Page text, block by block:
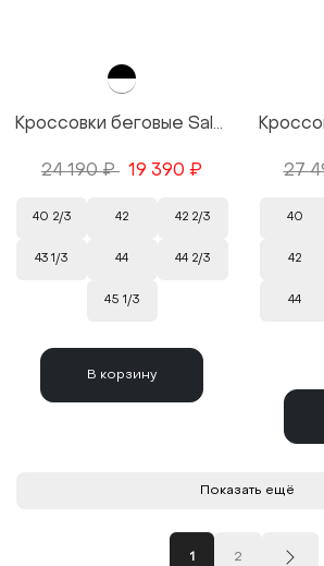
Кроссовки беговые Salomon Ultra Glide 4 цвет Black/Черный
24 190 ₽ 19 390 ₽
40 2/3 42 42 2/3
43 1/3 44 44 2/3
45 1/3
В корзину
27
40
42
44
Показать ещё
1 2